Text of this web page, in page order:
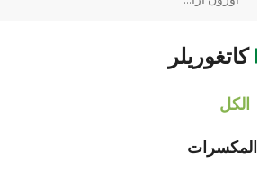
كاتغوريلر
الكل
المكسرات